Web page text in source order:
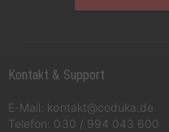
Kontakt & Support
E-Mail: kontakt@coduka.de
Telefon: 030 / 994 043 600